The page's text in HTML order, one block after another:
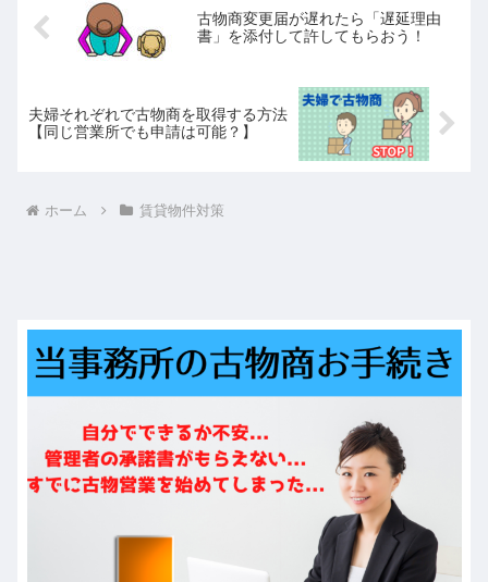
古物商変更届が遅れたら「遅延理由
書」を添付して許してもらおう！
夫婦それぞれで古物商を取得する方法
【同じ営業所でも申請は可能？】
ホーム 賃貸物件対策